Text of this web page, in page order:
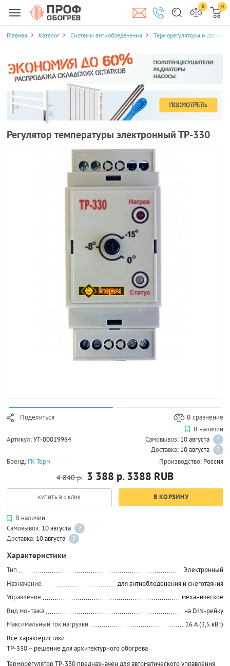
0 0
Главная Каталог Системы антиобледенения Терморегуляторы и датчики
Регулятор температуры электронный ТР-330
Поделиться В сравнение
Артикул:УТ-00019964
В наличии
Самовывоз: 10 августа
?
Доставка: 10 августа
?
Бренд: ГК Терм Производство: Россия
4 840 р. 3 388 р. 3388 RUB
КУПИТЬ В 1 КЛИК В КОРЗИНУ
В наличии
Самовывоз: 10 августа
?
Доставка: 10 августа ?
Характеристики
Тип
Электронный
Назначение
для антиобледенения и снеготаяния
Управление
механическое
Вид монтажа
на DIN-рейку
Максимальный ток нагрузки
16 А (3,5 кВт)
Все характеристики
ТР-330 – решение для архитектурного обогрева
Терморегулятор ТР-330 предназначен для автоматического управления